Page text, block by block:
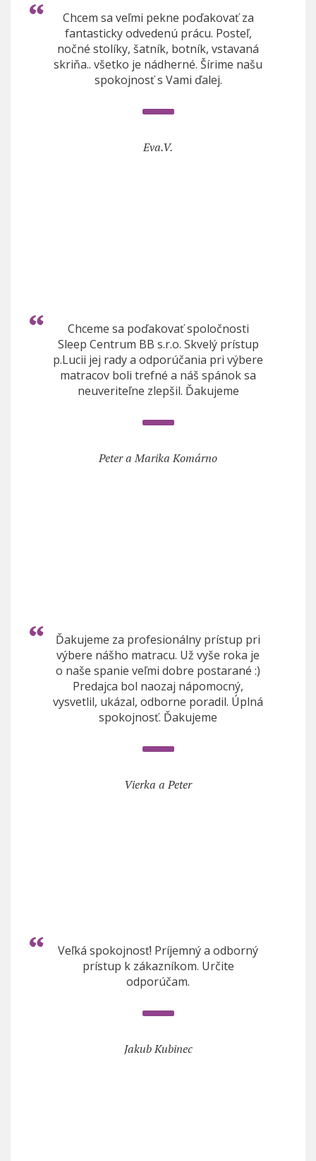
Chcem sa veľmi pekne poďakovať za
fantasticky odvedenú prácu. Posteľ,
nočné stolíky, šatník, botník, vstavaná
skriňa.. všetko je nádherné. Šírime našu
spokojnosť s Vami ďalej.
Eva.V.
Chceme sa poďakovať spoločnosti
Sleep Centrum BB s.r.o. Skvelý prístup
p.Lucii jej rady a odporúčania pri výbere
matracov boli trefné a náš spánok sa
neuveriteľne zlepšil. Ďakujeme
Peter a Marika Komárno
Ďakujeme za profesionálny prístup pri
výbere nášho matracu. Už vyše roka je
o naše spanie veľmi dobre postarané :)
Predajca bol naozaj nápomocný,
vysvetlil, ukázal, odborne poradil. Úplná
spokojnosť. Ďakujeme
Vierka a Peter
Veľká spokojnosť! Príjemný a odborný
prístup k zákazníkom. Určite
odporúčam.
Jakub Kubinec